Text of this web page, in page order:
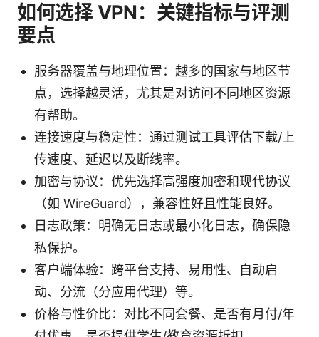
如何选择 VPN：关键指标与评测
要点
服务器覆盖与地理位置：越多的国家与地区节
点，选择越灵活，尤其是对访问不同地区资源
有帮助。
连接速度与稳定性：通过测试工具评估下载/上
传速度、延迟以及断线率。
加密与协议：优先选择高强度加密和现代协议
（如 WireGuard），兼容性好且性能良好。
日志政策：明确无日志或最小化日志，确保隐
私保护。
客户端体验：跨平台支持、易用性、自动启
动、分流（分应用代理）等。
价格与性价比：对比不同套餐、是否有月付/年